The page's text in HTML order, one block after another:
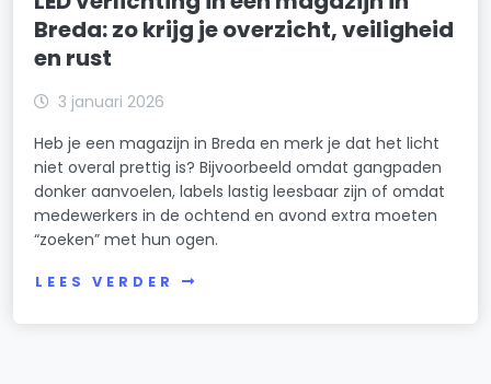
Breda: zo krijg je overzicht, veiligheid
en rust
3 januari 2026
Heb je een magazijn in Breda en merk je dat het licht
niet overal prettig is? Bijvoorbeeld omdat gangpaden
donker aanvoelen, labels lastig leesbaar zijn of omdat
medewerkers in de ochtend en avond extra moeten
“zoeken” met hun ogen.
LEES VERDER